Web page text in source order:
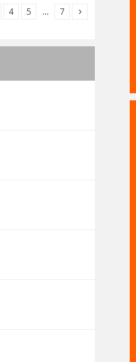
4 5 … 7